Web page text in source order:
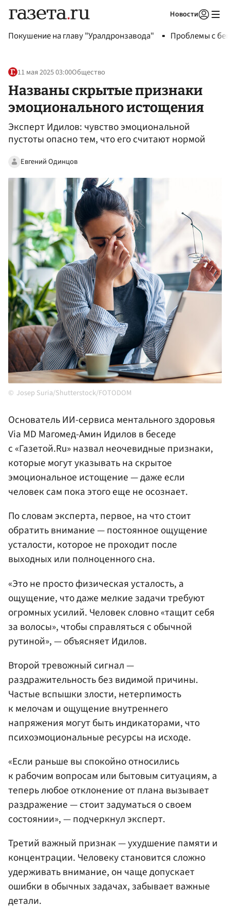
Новости
Покушение на главу "Уралдронзавода" Проблемы с
11 мая 2025 03:00Общество
Названы скрытые признаки
эмоционального истощения
Эксперт Идилов: чувство эмоциональной
пустоты опасно тем, что его считают нормой
Евгений Одинцов
Josep Suria/Shutterstock/FOTODOM
Основатель ИИ-сервиса ментального здоровья
Via MD Магомед-Амин Идилов в беседе
с «Газетой.Ru» назвал неочевидные признаки,
которые могут указывать на скрытое
эмоциональное истощение — даже если
человек сам пока этого еще не осознает.
По словам эксперта, первое, на что стоит
обратить внимание — постоянное ощущение
усталости, которое не проходит после
выходных или полноценного сна.
«Это не просто физическая усталость, а
ощущение, что даже мелкие задачи требуют
огромных усилий. Человек словно «тащит себя
за волосы», чтобы справляться с обычной
рутиной», — объясняет Идилов.
Второй тревожный сигнал —
раздражительность без видимой причины.
Частые вспышки злости, нетерпимость
к мелочам и ощущение внутреннего
напряжения могут быть индикаторами, что
психоэмоциональные ресурсы на исходе.
«Если раньше вы спокойно относились
к рабочим вопросам или бытовым ситуациям, а
теперь любое отклонение от плана вызывает
раздражение — стоит задуматься о своем
состоянии», — подчеркнул эксперт.
Третий важный признак — ухудшение памяти и
концентрации. Человеку становится сложно
удерживать внимание, он чаще допускает
ошибки в обычных задачах, забывает важные
детали.